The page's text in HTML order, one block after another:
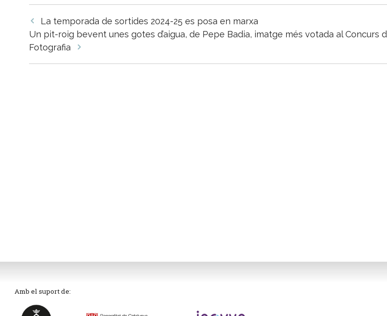
Navegació
per
les
La temporada de sortides 2024-25 es posa en marxa
Un pit-roig bevent unes gotes d’aigua, de Pepe Badia, imatge més votada al Concurs
Fotografia
Amb el suport de: